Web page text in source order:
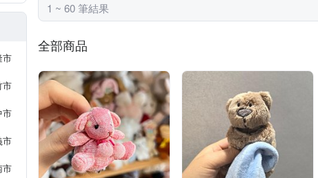
市
市
市
市
市
1 ~ 60 筆結果
全部商品